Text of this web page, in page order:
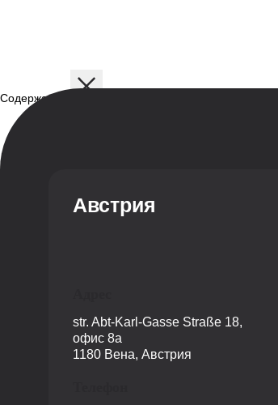
Содержание
Описание
Дисциплины
Содержание программы
Структура программы
Профиль обучения
Австрия
str. Abt-Karl-Gasse Straße 18,
офис 8a
1180 Вена, Австрия